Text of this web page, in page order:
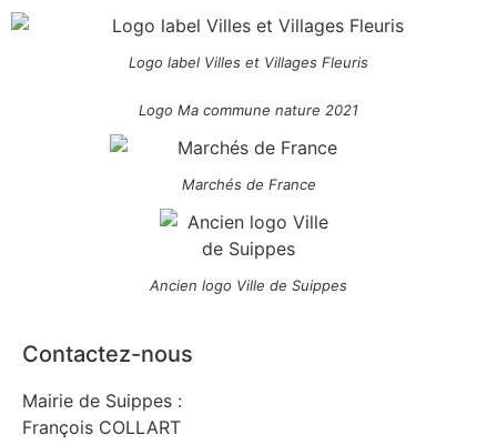
Logo label Villes et Villages Fleuris
Logo Ma commune nature 2021
Marchés de France
Ancien logo Ville de Suippes
Contactez-nous
Mairie de Suippes :
François COLLART